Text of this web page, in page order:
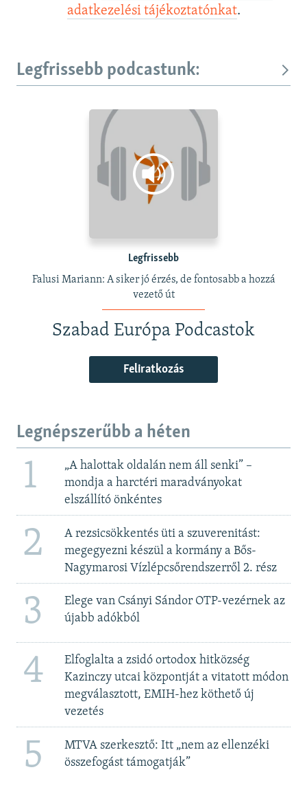
adatkezelési tájékoztatónkat.
Legfrissebb podcastunk:
Legfrissebb
Falusi Mariann: A siker jó érzés, de fontosabb a hozzá
vezető út
Szabad Európa Podcastok
Feliratkozás
Legnépszerűbb a héten
1
„A halottak oldalán nem áll senki” –
mondja a harctéri maradványokat
elszállító önkéntes
2
A rezsicsökkentés üti a szuverenitást:
megegyezni készül a kormány a Bős-
Nagymarosi Vízlépcsőrendszerről 2. rész
3
Elege van Csányi Sándor OTP-vezérnek az
újabb adókból
4
Elfoglalta a zsidó ortodox hitközség
Kazinczy utcai központját a vitatott módon
megválasztott, EMIH-hez köthető új
vezetés
5
MTVA szerkesztő: Itt „nem az ellenzéki
összefogást támogatják”